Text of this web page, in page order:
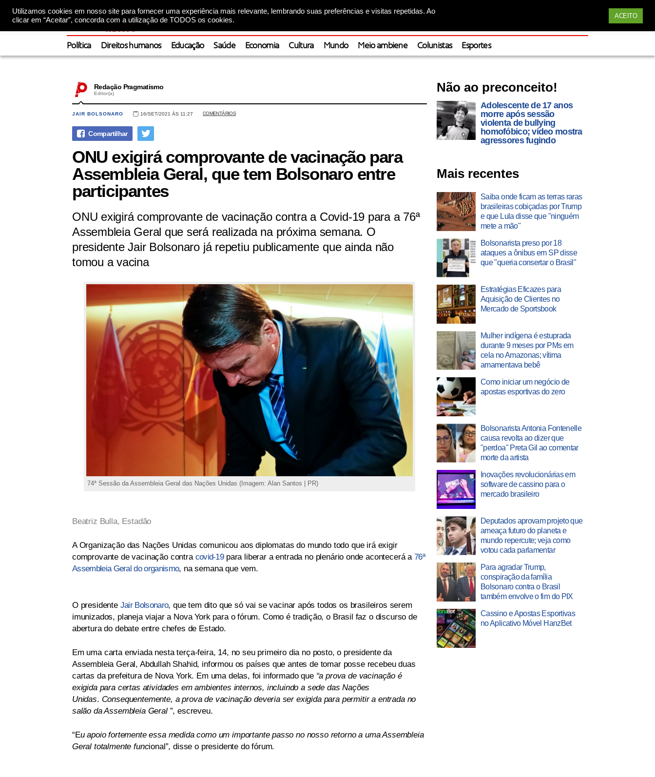
Utilizamos cookies em nosso site para fornecer uma experiência mais relevante, lembrando suas preferências e visitas repetidas. Ao
clicar em “Aceitar”, concorda com a utilização de TODOS os cookies.
ACEITO
Política Direitos humanos Educação Saúde Economia Cultura Mundo Meio ambiene Colunistas Esportes
Redação Pragmatismo
Editor(a)
JAIR BOLSONARO 16/SET/2021 ÀS 11:27 COMENTÁRIOS
ONU exigirá comprovante de vacinação para
Assembleia Geral, que tem Bolsonaro entre
participantes
ONU exigirá comprovante de vacinação contra a Covid-19 para a 76ª
Assembleia Geral que será realizada na próxima semana. O
presidente Jair Bolsonaro já repetiu publicamente que ainda não
tomou a vacina
74ª Sessão da Assembleia Geral das Nações Unidas (Imagem: Alan Santos | PR)
Beatriz Bulla, Estadão
A Organização das Nações Unidas comunicou aos diplomatas do mundo todo que irá exigir
comprovante de vacinação contra covid-19para liberar a entrada no plenário onde acontecerá a 76ª
Assembleia Geral do organismo, na semana que vem.
O presidente Jair Bolsonaro, que tem dito que só vai se vacinar após todos os brasileiros serem
imunizados, planeja viajar a Nova York para o fórum. Como é tradição, o Brasil faz o discurso de
abertura do debate entre chefes de Estado.
Em uma carta enviada nesta terça-feira, 14, no seu primeiro dia no posto, o presidente da
Assembleia Geral, Abdullah Shahid, informou os países que antes de tomar posse recebeu duas
cartas da prefeitura de Nova York. Em uma delas, foi informado que “a prova de vacinação é
exigida para certas atividades em ambientes internos, incluindo a sede das Nações
Unidas. Consequentemente, a prova de vacinação deveria ser exigida para permitir a entrada no
salão da Assembleia Geral”, escreveu.
“Eu apoio fortemente essa medida como um importante passo no nosso retorno a uma Assembleia
Geral totalmente funcional”, disse o presidente do fórum.
Não ao preconceito!
Adolescente de 17 anos
morre após sessão
violenta de bullying
homofóbico; vídeo mostra
agressores fugindo
Mais recentes
Saiba onde ficam as terras raras
brasileiras cobiçadas por Trump
e que Lula disse que "ninguém
mete a mão"
Bolsonarista preso por 18
ataques a ônibus em SP disse
que "queria consertar o Brasil"
Estratégias Eficazes para
Aquisição de Clientes no
Mercado de Sportsbook
Mulher indígena é estuprada
durante 9 meses por PMs em
cela no Amazonas; vítima
amamentava bebê
Como iniciar um negócio de
apostas esportivas do zero
Bolsonarista Antonia Fontenelle
causa revolta ao dizer que
"perdoa" Preta Gil ao comentar
morte da artista
Inovações revolucionárias em
software de cassino para o
mercado brasileiro
Deputados aprovam projeto que
ameaça futuro do planeta e
mundo repercute; veja como
votou cada parlamentar
Para agradar Trump,
conspiração da família
Bolsonaro contra o Brasil
também envolve o fim do PIX
Cassino e Apostas Esportivas
no Aplicativo Móvel HanzBet